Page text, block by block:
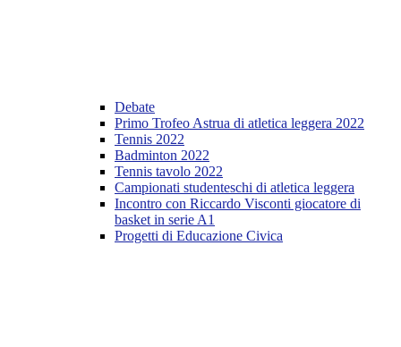
Debate
Primo Trofeo Astrua di atletica leggera 2022
Tennis 2022
Badminton 2022
Tennis tavolo 2022
Campionati studenteschi di atletica leggera
Incontro con Riccardo Visconti giocatore di
basket in serie A1
Progetti di Educazione Civica